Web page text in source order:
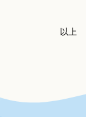
以上